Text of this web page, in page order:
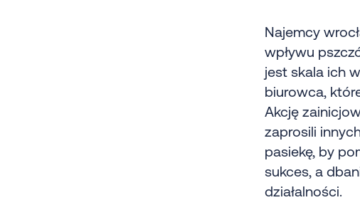
Najemcy
wpływu
jest skala ich
biurowca,
Akcję
zaprosili
pasiekę, by
sukces, a
działalności.